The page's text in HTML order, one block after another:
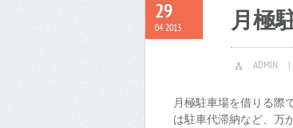
29
04 2013 月極
ADMIN
月極駐車場を借りる際
は駐車代滞納など、万